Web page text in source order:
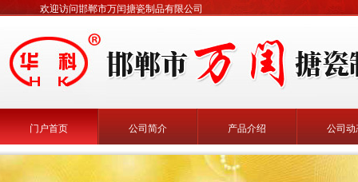
欢迎访问邯郸市万闰搪瓷制品有限公司
门户首页 公司简介 产品介绍 公司动